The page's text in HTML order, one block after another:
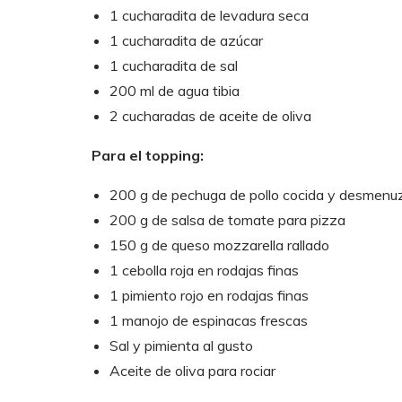
1 cucharadita de levadura seca
1 cucharadita de azúcar
1 cucharadita de sal
200 ml de agua tibia
2 cucharadas de aceite de oliva
Para el topping:
200 g de pechuga de pollo cocida y
200 g de salsa de tomate para pizza
150 g de queso mozzarella rallado
1 cebolla roja en rodajas finas
1 pimiento rojo en rodajas finas
1 manojo de espinacas frescas
Sal y pimienta al gusto
Aceite de oliva para rociar